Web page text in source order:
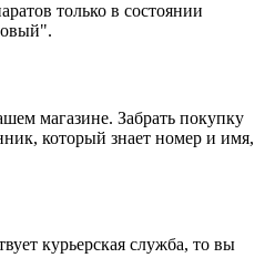
только в состоянии
магазине. Забрать покупку
который знает номер и имя,
курьерская служба, то вы